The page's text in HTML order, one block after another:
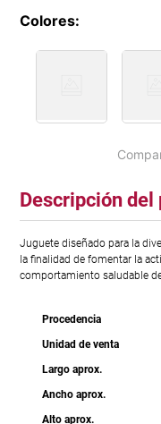
Colores
Descripción del
Juguete diseñado para la
la finalidad de fomentar la
comportamiento saludable
Procedencia
Unidad de venta
Largo aprox.
Ancho aprox.
Alto aprox.